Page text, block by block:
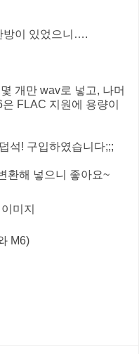
방이 있었으니….
개만 wav로 넣고, 나머
FLAC 지원에 용량이
석! 구입하였습니다;;;
환해 넣으니 좋아요~
M6)